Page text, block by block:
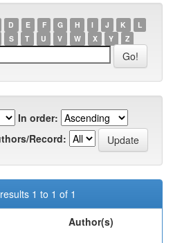
D E F G H I J K
L
S T U V W X Y Z
In order:
Record:
1 to 1 of 1
Author(s)